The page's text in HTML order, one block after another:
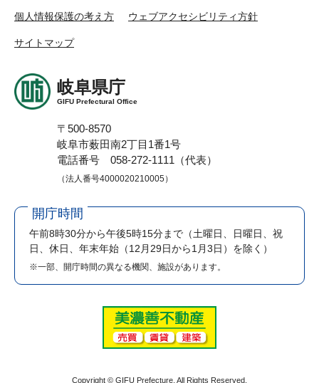
個人情報保護の考え方 ウェブアクセシビリティ方針
サイトマップ
岐阜県庁
GIFU Prefectural Office
〒500-8570
岐阜市薮田南2丁目1番1号
電話番号 058-272-1111（代表）
（法人番号4000020210005）
開庁時間
午前8時30分から午後5時15分まで （土曜日、日曜日、祝
日、休日、年末年始（12月29日から1月3日）を除く）
※一部、開庁時間の異なる機関、施設があります。
Copyright © GIFU Prefecture. All Rights Reserved.